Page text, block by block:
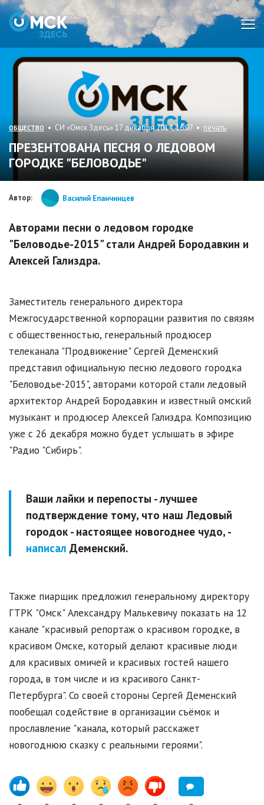
ОБЩЕСТВО • СИ «Омск Здесь» 17 декабря 2014, 16:07 • печать
ПРЕЗЕНТОВАНА ПЕСНЯ О ЛЕДОВОМ
ГОРОДКЕ "БЕЛОВОДЬЕ"
Автор: Василий Епанчинцев
Авторами песни о ледовом городке
"Беловодье-2015" стали Андрей Бородавкин и
Алексей Гализдра.
Заместитель генерального директора
Межгосударственной корпорации развития по связям
с общественностью, генеральный продюсер
телеканала "Продвижение" Сергей Деменский
представил официальную песню ледового городка
"Беловодье-2015", авторами которой стали ледовый
архитектор Андрей Бородавкин и известный омский
музыкант и продюсер Алексей Гализдра. Композицию
уже с 26 декабря можно будет услышать в эфире
"Радио "Сибирь".
Ваши лайки и перепосты - лучшее
подтверждение тому, что наш Ледовый
городок - настоящее новогоднее чудо, -
написал Деменский.
Также пиарщик предложил генеральному директору
ГТРК "Омск" Александру Малькевичу показать на 12
канале "красивый репортаж о красивом городке, в
красивом Омске, который делают красивые люди
для красивых омичей и красивых гостей нашего
города, в том числе и из красивого Санкт-
Петербурга". Со своей стороны Сергей Деменский
пообещал содействие в организации съёмок и
прославление "канала, который расскажет
новогоднюю сказку с реальными героями".